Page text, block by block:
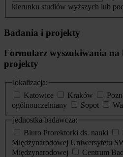
kierunku studiów wyższych lub
Badania i projekty
Formularz wyszukiwania na
projekty
lokalizacja:
Katowice
Kraków
ogólnouczelniany
Sopot
jednostka badawcza:
Biuro Prorektorki ds. nauki
Międzynarodowej Uniwersytetu
Międzynarodowej
Centrum